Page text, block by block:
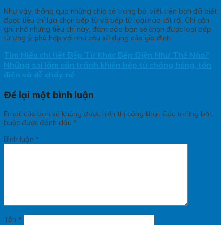
Như vậy, thông qua những chia sẻ trong bài viết trên bạn đã biết
được tiêu chí lựa chọn bếp từ và bếp từ loại nào tốt rồi. Chỉ cần
ghi nhớ những tiêu chí này, đảm bảo bạn sẽ chọn được loại bếp
từ ưng ý, phù hợp với nhu cầu sử dụng của gia đình.
Tìm Hiểu chi tiết Bếp Từ Khác Bếp Điện Như Thế Nào?
Những sai lầm cần tránh khiến bếp từ chóng hỏng, tốn
điện và dễ cháy nổ
Để lại một bình luận
Email của bạn sẽ không được hiển thị công khai. Các trường bắt
buộc được đánh dấu *
Bình luận *
Tên *